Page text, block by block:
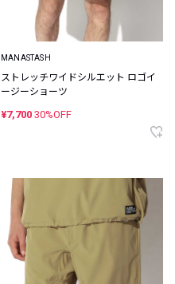
MANASTASH
ストレッチワイドシルエット ロゴイ
ージーショーツ
¥7,700 30%OFF